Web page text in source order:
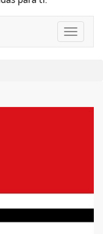
Toggle
navigation